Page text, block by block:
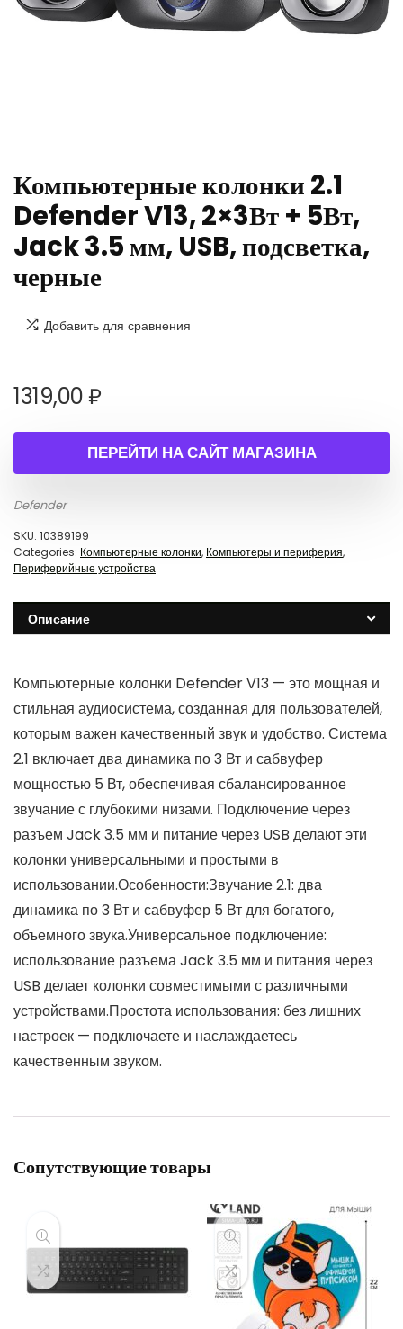
Компьютерные колонки 2.1
Defender V13, 2×3Вт + 5Вт,
Jack 3.5 мм, USB, подсветка,
черные
Добавить для сравнения
1319,00₽
ПЕРЕЙТИ НА САЙТ МАГАЗИНА
Defender
SKU: 10389199
Categories: Компьютерные колонки, Компьютеры и периферия,
Периферийные устройства
Описание
Компьютерные колонки Defender V13 — это мощная и
стильная аудиосистема, созданная для пользователей,
которым важен качественный звук и удобство. Система
2.1 включает два динамика по 3 Вт и сабвуфер
мощностью 5 Вт, обеспечивая сбалансированное
звучание с глубокими низами. Подключение через
разъем Jack 3.5 мм и питание через USB делают эти
колонки универсальными и простыми в
использовании.Особенности:Звучание 2.1: два
динамика по 3 Вт и сабвуфер 5 Вт для богатого,
объемного звука.Универсальное подключение:
использование разъема Jack 3.5 мм и питания через
USB делает колонки совместимыми с различными
устройствами.Простота использования: без лишних
настроек — подключаете и наслаждаетесь
качественным звуком.
Сопутствующие товары